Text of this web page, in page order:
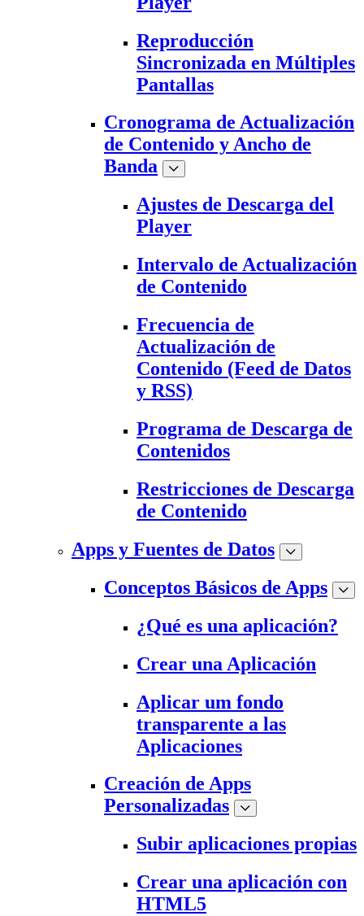
Reproducción
Sincronizada en Múltiples
Pantallas
Cronograma de Actualización
de Contenido y Ancho de
Banda
Ajustes de Descarga del
Player
Intervalo de Actualización
de Contenido
Frecuencia de
Actualización de
Contenido (Feed de Datos
y RSS)
Programa de Descarga de
Contenidos
Restricciones de Descarga
de Contenido
Apps y Fuentes de Datos
Conceptos Básicos de Apps
¿Qué es una aplicación?
Crear una Aplicación
Aplicar um fondo
transparente a las
Aplicaciones
Creación de Apps
Personalizadas
Subir aplicaciones propias
Crear una aplicación con
HTML5